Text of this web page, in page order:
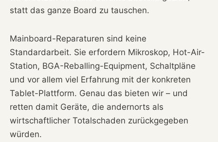
statt das ganze Board zu tauschen.
Mainboard-Reparaturen sind keine
Standardarbeit. Sie erfordern Mikroskop, Hot-Air-
Station, BGA-Reballing-Equipment, Schaltpläne
und vor allem viel Erfahrung mit der konkreten
Tablet-Plattform. Genau das bieten wir – und
retten damit Geräte, die andernorts als
wirtschaftlicher Totalschaden zurückgegeben
würden.